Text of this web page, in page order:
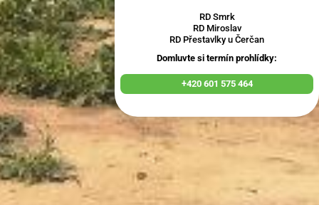
RD Smrk
RD Miroslav
RD Přestavlky u Čerčan
Domluvte si termín prohlídky:
+420 601 575 464